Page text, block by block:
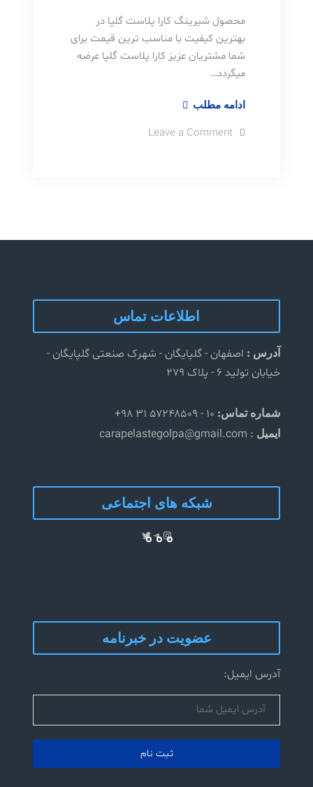
محصول شیرینگ کارا پلاست گلپا در
بهترین کیفیت با مناسب ترین قیمت برای
شما مشتریان عزیز کارا پلاست گلپا عرضه
میگردد…
ادامه مطلبشیرینگ
پلاست
Leave a Comment
on
اطلاعات تماس
آدرس : اصفهان - گلپایگان - شهرک صنعتی گلپایگان -
خیابان تولید ۶ - پلاک ۲۷۹
شماره تماس:
ایمیل : carapelastegolpa@gmail.com
شبکه های اجتماعی
Instagram
Telegram
Twitter
عضویت در خبرنامه
آدرس ایمیل: